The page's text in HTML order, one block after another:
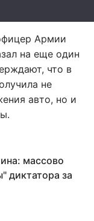
Армии
на еще один
что в
не
авто, но и
массово
диктатора за